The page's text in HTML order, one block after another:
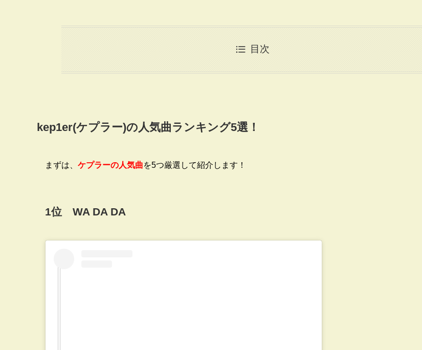
目次
kep1er(ケプラー)の人気曲ランキング5選！
まずは、 ケプラーの人気曲を5つ厳選して紹介します！
1位 WA DA DA